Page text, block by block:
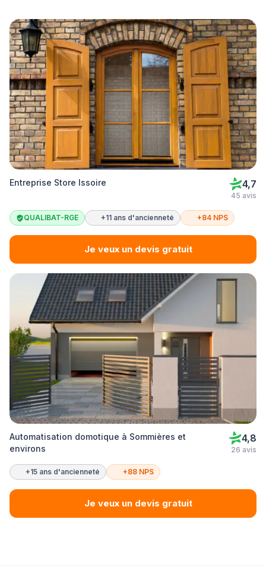
Entreprise Store Issoire 4,7
45 avis
QUALIBAT-RGE +11 ans d'ancienneté +84 NPS
Je veux un devis gratuit
Automatisation domotique à Sommières et
environs
4,8
26 avis
+15 ans d'ancienneté +88 NPS
Je veux un devis gratuit